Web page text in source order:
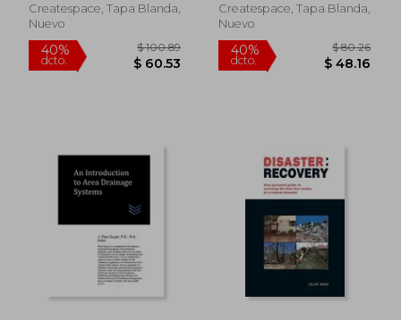
$ 33.52 dcto.
Createspace, Tapa Blanda,
Nuevo
Createspace, Tapa Blanda,
Nuevo